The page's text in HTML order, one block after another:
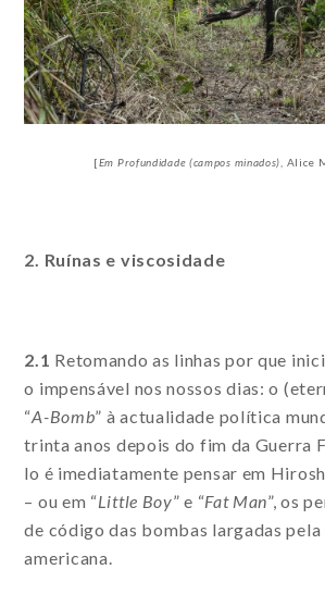
[Em Profundidade (campos minados) , Alice
2. Ruínas e viscosidade
2.1 Retomando as linhas por que
o impensável nos nossos dias: o
“A-Bomb” à actualidade política
trinta anos depois do fim da Guerra
lo é imediatamente pensar em
– ou em “Little Boy” e “Fat Man”, os
de código das bombas largadas
americana.